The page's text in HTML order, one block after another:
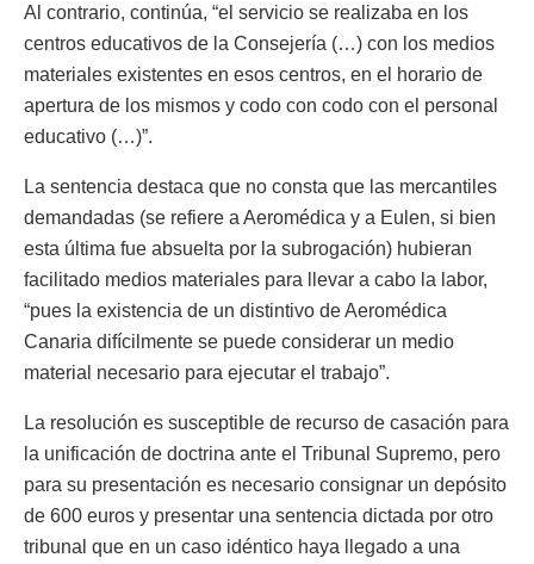
Al contrario, continúa, “el servicio se realizaba en los
centros educativos de la Consejería (…) con los medios
materiales existentes en esos centros, en el horario de
apertura de los mismos y codo con codo con el personal
educativo (…)”.
La sentencia destaca que no consta que las mercantiles
demandadas (se refiere a Aeromédica y a Eulen, si bien
esta última fue absuelta por la subrogación) hubieran
facilitado medios materiales para llevar a cabo la labor,
“pues la existencia de un distintivo de Aeromédica
Canaria difícilmente se puede considerar un medio
material necesario para ejecutar el trabajo”.
La resolución es susceptible de recurso de casación para
la unificación de doctrina ante el Tribunal Supremo, pero
para su presentación es necesario consignar un depósito
de 600 euros y presentar una sentencia dictada por otro
tribunal que en un caso idéntico haya llegado a una